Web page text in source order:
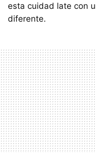
esta cuidad late con
diferente.